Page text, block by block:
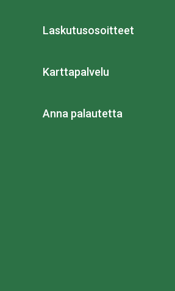
Laskutusosoitteet
Karttapalvelu
Anna palautetta